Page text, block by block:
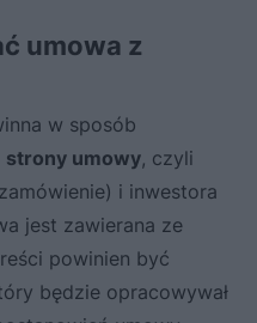
umowa z
w sposób
strony umowy, czyli
i inwestora
jest zawierana ze
powinien być
będzie opracowywał